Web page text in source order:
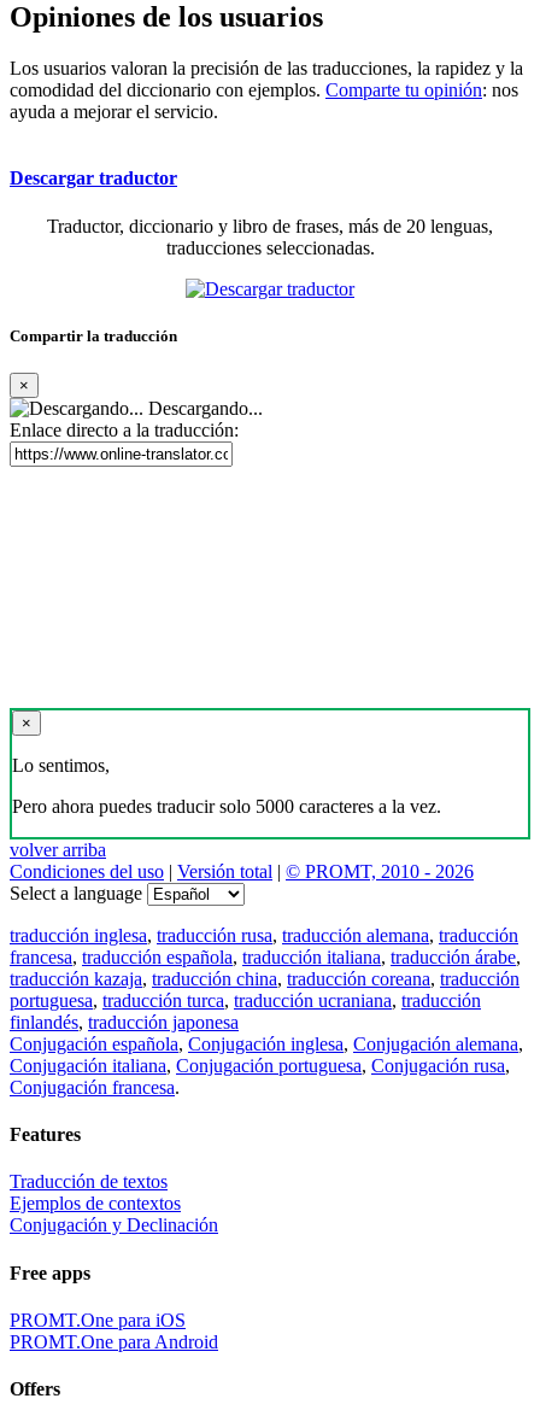
Opiniones de los usuarios
Los usuarios valoran la precisión de las traducciones, la rapidez y la
comodidad del diccionario con ejemplos. Comparte tu opinión: nos
ayuda a mejorar el servicio.
Descargar traductor
Traductor, diccionario y libro de frases, más de 20 lenguas,
traducciones seleccionadas.
Compartir la traducción
×
Descargando...
Enlace directo a la traducción:
×
Lo sentimos,
Pero ahora puedes traducir solo 5000 caracteres a la vez.
volver arriba
Condiciones del uso | Versión total | © PROMT, 2010 - 2026
Select a language
traducción inglesa, traducción rusa, traducción alemana, traducción
francesa, traducción española, traducción italiana, traducción árabe,
traducción kazaja, traducción china, traducción coreana, traducción
portuguesa, traducción turca, traducción ucraniana, traducción
finlandés, traducción japonesa
Conjugación española, Conjugación inglesa, Conjugación alemana,
Conjugación italiana, Conjugación portuguesa, Conjugación rusa,
Conjugación francesa.
Features
Traducción de textos
Ejemplos de contextos
Conjugación y Declinación
Free apps
PROMT.One para iOS
PROMT.One para Android
Offers